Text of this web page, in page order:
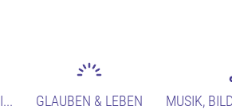
GLAUBEN & LEBEN MUSIK,